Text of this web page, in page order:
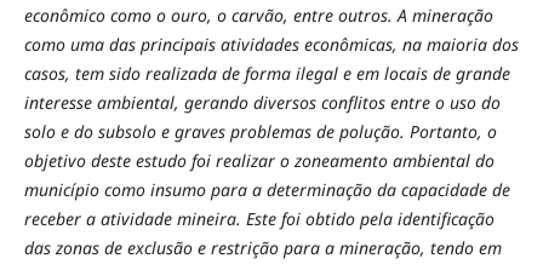
econômico como o ouro, o carvão, entre outros. A mineração
como uma das principais atividades econômicas, na maioria dos
casos, tem sido realizada de forma ilegal e em locais de grande
interesse ambiental, gerando diversos conflitos entre o uso do
solo e do subsolo e graves problemas de polução. Portanto, o
objetivo deste estudo foi realizar o zoneamento ambiental do
município como insumo para a determinação da capacidade de
receber a atividade mineira. Este foi obtido pela identificação
das zonas de exclusão e restrição para a mineração, tendo em